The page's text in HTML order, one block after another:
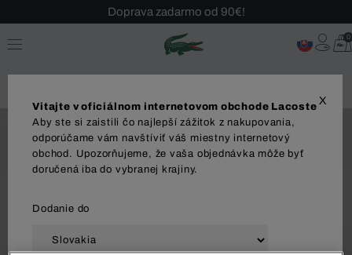
Doprava zadarmo od 90€!
Sezónny výpredaj až -40 %!
Bezplatné vrátenie!
0
X
Vitajte v oficiálnom internetovom obchode Lacoste
Aby ste si zaistili čo najlepší zážitok z nakupovania,
odporúčame vám navštíviť váš miestny internetový
obchod. Upozorňujeme, že vaša objednávka môže byť
doručená iba do vybranej krajiny.
Dodanie do